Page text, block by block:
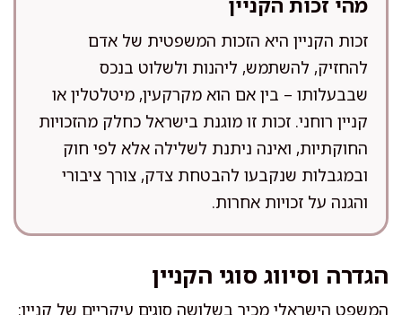
זכות הקניין היא הזכות המשפטית של אדם
להחזיק, להשתמש, ליהנות ולשלוט בנכס
שבבעלותו – בין אם הוא מקרקעין, מיטלטלין או
קניין רוחני. זכות זו מוגנת בישראל כחלק מהזכויות
החוקתיות, ואינה ניתנת לשלילה אלא לפי חוק
ובמגבלות שנקבעו להבטחת צדק, צורך ציבורי
והגנה על זכויות אחרות.
הגדרה וסיווג סוגי הקניין
המשפט הישראלי מכיר בשלושה סוגים עיקריים של קניין: